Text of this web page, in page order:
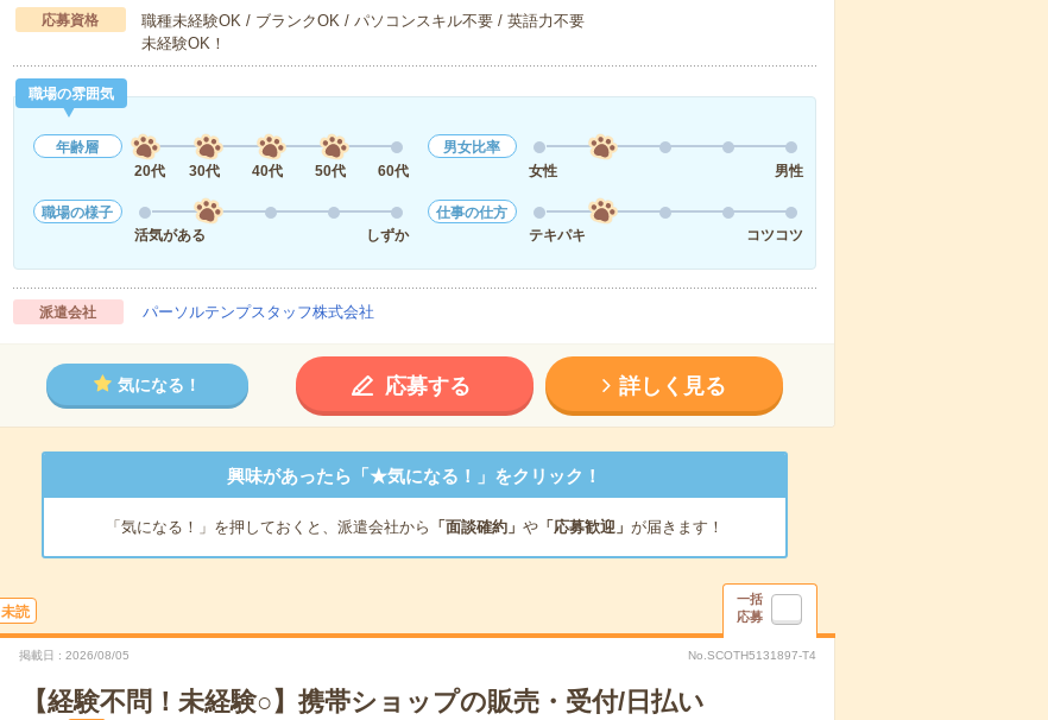
応募資格
職種未経験OK / ブランクOK / パソコンスキル不要 / 英語力不要
未経験OK！
職場の雰囲気
年齢層
20代
30代 40代 50代 60代
男女比率
女性
男性
職場の様子
活気がある
しずか
仕事の仕方
テキパキ
コツコツ
派遣会社 パーソルテンプスタッフ株式会社
気になる！ 応募する 詳しく見る
興味があったら「★気になる！」をクリック！
「気になる！」を押しておくと、派遣会社から 「面談確約」 や「応募歓迎」 が届きます！
未読
一括
応募
掲載日 2026/08/05 No.SCOTH5131897-T4
【経験不問！未経験○】携帯ショップの販売・受付/日払い